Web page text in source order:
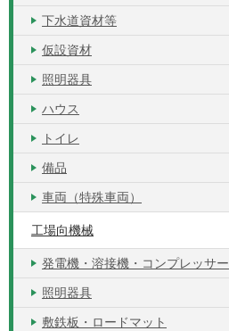
下水道資材等
仮設資材
照明器具
ハウス
トイレ
備品
車両（特殊車両）
工場向機械
発電機・溶接機・コンプレッサー
照明器具
敷鉄板・ロードマット